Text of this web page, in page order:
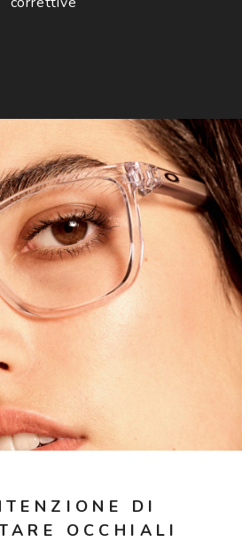
un test della vista gratuito
DI
OCCHIALI